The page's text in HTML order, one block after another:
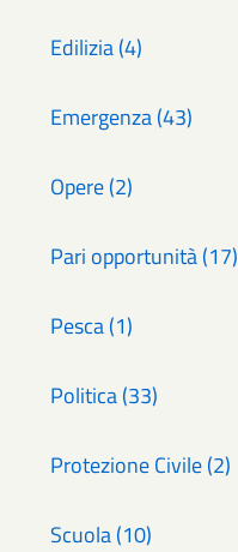
Edilizia (4)
Emergenza (43)
Opere (2)
Pari opportunità (17)
Pesca (1)
Politica (33)
Protezione Civile (2)
Scuola (10)